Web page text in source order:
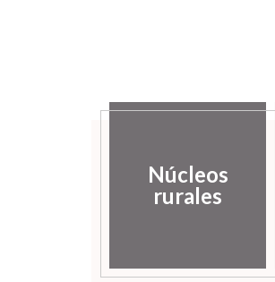
Núcleos
rurales